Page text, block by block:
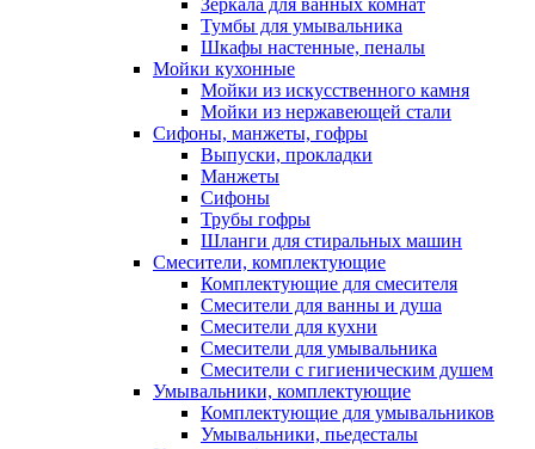
Зеркала для ванных комнат
Тумбы для умывальника
Шкафы настенные, пеналы
Мойки кухонные
Мойки из искусственного камня
Мойки из нержавеющей стали
Сифоны, манжеты, гофры
Выпуски, прокладки
Манжеты
Сифоны
Трубы гофры
Шланги для стиральных машин
Смесители, комплектующие
Комплектующие для смесителя
Смесители для ванны и душа
Смесители для кухни
Смесители для умывальника
Смесители с гигиеническим душем
Умывальники, комплектующие
Комплектующие для умывальников
Умывальники, пьедесталы